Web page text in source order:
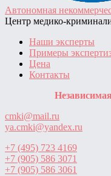
Автономная
Центр медико-
Наши эксперты
Примеры
Цена
Контакты
cmki@mail.ru
ya.cmki@yandex.ru
+7 (495) 723 4169
+7 (905) 586 3071
+7 (905) 586 3061